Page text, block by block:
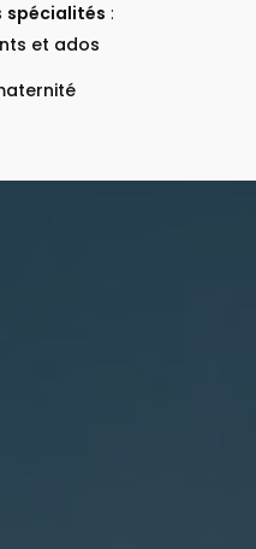
spécialités :
et ados